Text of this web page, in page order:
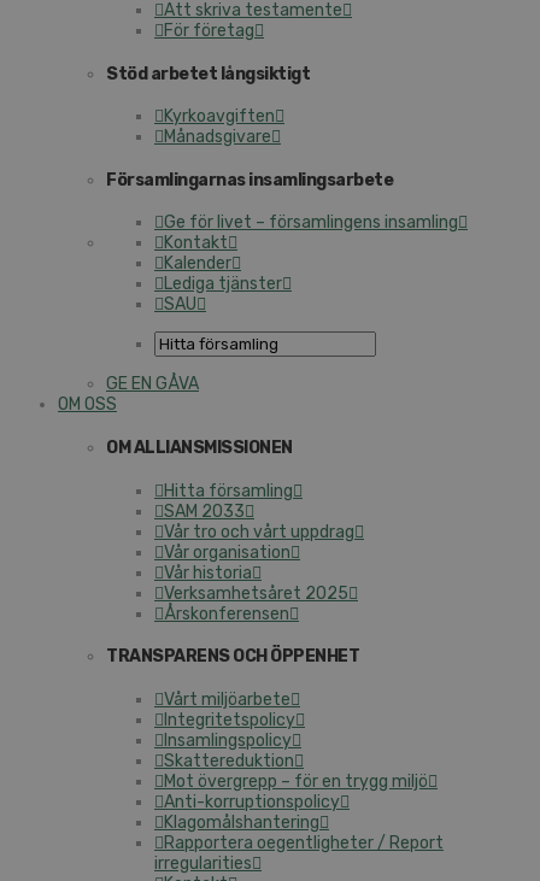
Att skriva testamente
För företag
Stöd arbetet långsiktigt
Kyrkoavgiften
Månadsgivare
Församlingarnas insamlingsarbete
Ge för livet – församlingens insamling
Kontakt
Kalender
Lediga tjänster
SAU
GE EN GÅVA
OM OSS
OM ALLIANSMISSIONEN
Hitta församling
SAM 2033
Vår tro och vårt uppdrag
Vår organisation
Vår historia
Verksamhetsåret 2025
Årskonferensen
TRANSPARENS OCH ÖPPENHET
Vårt miljöarbete
Integritetspolicy
Insamlingspolicy
Skattereduktion
Mot övergrepp – för en trygg miljö
Anti-korruptionspolicy
Klagomålshantering
Rapportera oegentligheter / Report
irregularities